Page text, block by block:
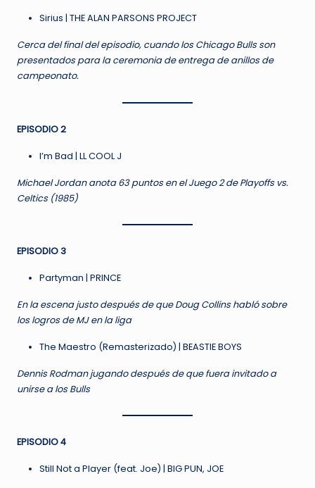
Sirius | THE ALAN PARSONS PROJECT
Cerca del final del episodio, cuando los Chicago Bulls son
presentados para la ceremonia de entrega de anillos de
campeonato.
EPISODIO 2
I’m Bad | LL COOL J
Michael Jordan anota 63 puntos en el Juego 2 de Playoffs vs.
Celtics (1985)
EPISODIO 3
Partyman | PRINCE
En la escena justo después de que Doug Collins habló sobre
los logros de MJ en la liga
The Maestro (Remasterizado) | BEASTIE BOYS
Dennis Rodman jugando después de que fuera invitado a
unirse a los Bulls
EPISODIO 4
Still Not a Player (feat. Joe) | BIG PUN, JOE